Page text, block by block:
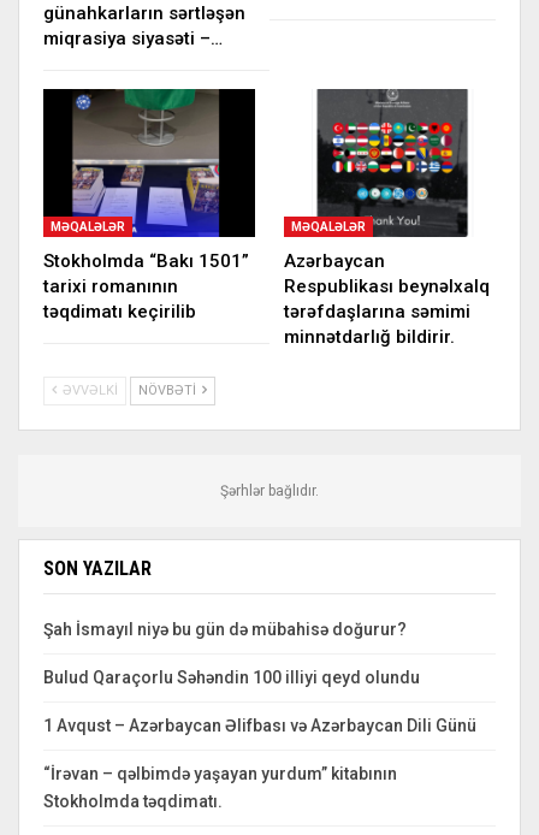
günahkarların sərtləşən
miqrasiya siyasəti –…
MƏQALƏLƏR
Stokholmda “Bakı 1501”
tarixi romanının
təqdimatı keçirilib
MƏQALƏLƏR
Azərbaycan
Respublikası beynəlxalq
tərəfdaşlarına səmimi
minnətdarlığ bildirir.
ƏVVƏLKI NÖVBƏTI
Şərhlər bağlıdır.
SON YAZILAR
Şah İsmayıl niyə bu gün də mübahisə doğurur?
Bulud Qaraçorlu Səhəndin 100 illiyi qeyd olundu
1 Avqust – Azərbaycan Əlifbası və Azərbaycan Dili Günü
“İrəvan – qəlbimdə yaşayan yurdum” kitabının
Stokholmda təqdimatı.